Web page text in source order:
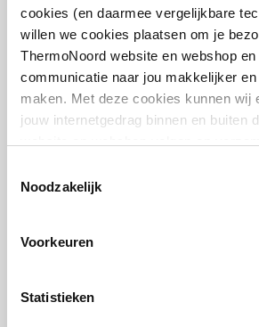
cookies (en daarmee vergelijkbare
willen we cookies plaatsen om je
ThermoNoord website en webshop
communicatie naar jou makkelijker
maken. Met deze cookies kunnen wij
jouw internetgedrag binnen en buiten
communicatie aan jouw interesses
Noodzakelijk
Voorkeuren
Statistieken
Uittrekbare uitloop met
handdouche
Nee
Temperatuurbegrenzing Nee
Groep
terugstroombeveiliging
artikel: 0440175
Leverancier: 050980699
Leverancier: